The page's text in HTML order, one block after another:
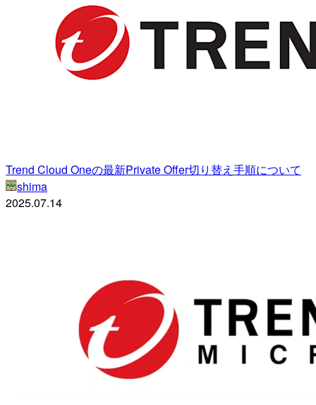
Trend Cloud Oneの最新Private Offer切り替え手順について
shima
2025.07.14